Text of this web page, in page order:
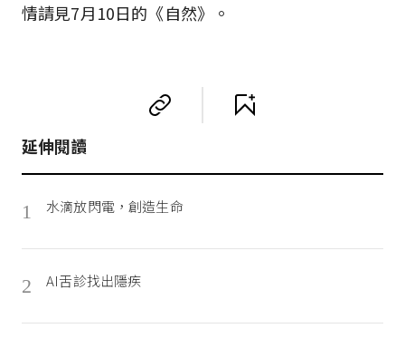
情請見7月10日的《自然》。
延伸閱讀
1 水滴放閃電，創造生命
2 AI舌診找出隱疾